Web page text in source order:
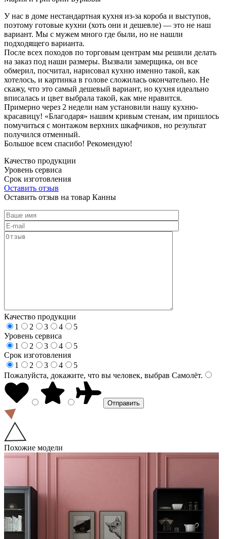
У нас в доме нестандартная кухня из-за короба и выступов,
поэтому готовые кухни (хоть они и дешевле) — это не наш
вариант. Мы с мужем много где были, но не нашли
подходящего варианта.
После всех походов по торговым центрам мы решили делать
на заказ под наши размеры. Вызвали замерщика, он все
обмерил, посчитал, нарисовал кухню именно такой, как
хотелось, и картинка в голове сложилась окончательно. Не
скажу, что это самый дешевый вариант, но кухня идеально
вписалась и цвет выбрала такой, как мне нравится.
Примерно через 2 недели нам установили нашу кухню-
красавицу! «Благодаря» нашим кривым стенам, им пришлось
помучиться с монтажом верхних шкафчиков, но результат
получился отменный.
Большое всем спасибо! Рекомендую!
Качество продукции
Уровень сервиса
Срок изготовления
Оставить отзыв
Оставить отзыв на товар Канны
Качество продукции
1
2 3 4
5
Уровень сервиса
1
2 3 4
5
Срок изготовления
1
2 3 4
5
Пожалуйста, докажите, что вы человек, выбрав Самолёт.
Похожие модели